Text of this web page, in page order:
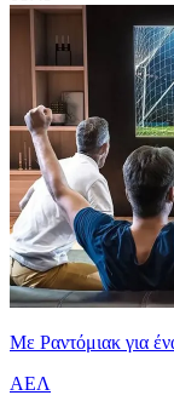
Με Ραντόμιακ για
ΑΕΛ